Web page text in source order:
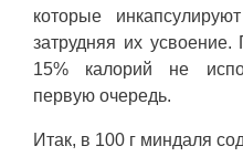
которые
затрудняя их
15% калорий не
первую очередь.
Итак, в 100 г миндаля